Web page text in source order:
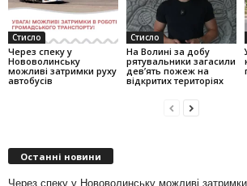
Стисло
Через спеку у
Нововолинську
можливі затримки руху
автобусів
Стисло
На Волині за добу
рятувальники загасили
дев’ять пожеж на
відкритих територіях
Останні новини
Через спеку у Нововолинську можливі